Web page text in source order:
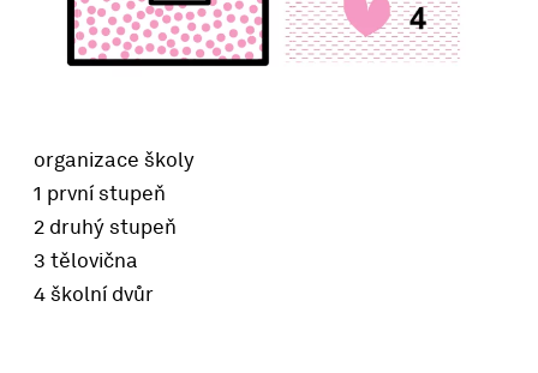
organizace školy
1 první stupeň
2 druhý stupeň
3 tělovična
4 školní dvůr